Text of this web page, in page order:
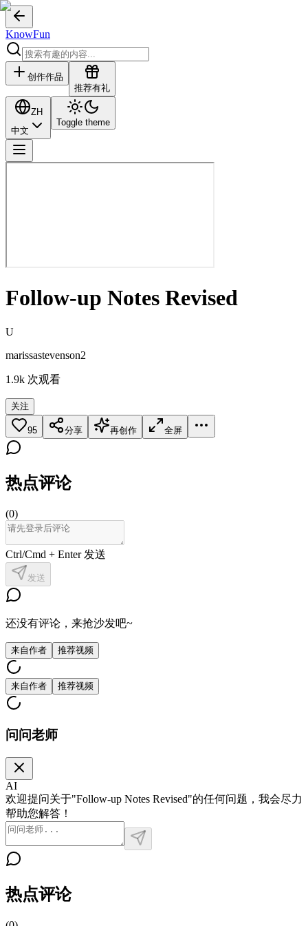
KnowFun
创作作品
推荐有礼
ZH
中文
Toggle theme
Follow-up Notes Revised
U
marissastevenson2
1.9k 次观看
关注
95 分享 再创作 全屏
热点评论
(0)
Ctrl/Cmd + Enter 发送
发送
还没有评论，来抢沙发吧~
来自作者 推荐视频
来自作者 推荐视频
问问老师
AI
欢迎提问关于"Follow-up Notes Revised"的任何问题，我会尽力
帮助您解答！
热点评论